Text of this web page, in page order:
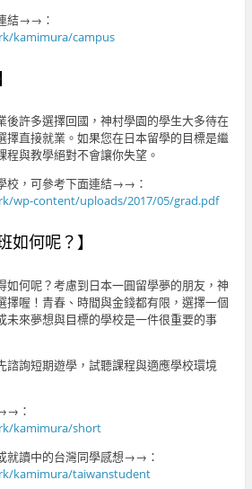
結→→：
kamimura/campus
後許多選擇回國，神村學園的學生大多待在
擇直接就業。如果您在日本留學的目標是繼
與教學絕對不會讓你失望。
校，可參考下面連結→→：
wp-content/uploads/2017/05/grad.pdf
如何呢？】
如何呢？考慮到日本一圓留學夢的朋友，神
擇喔！青春、時間與金錢都有限，選擇一個
未來夢想與目標的學校是一件很重要的事
諮詢短期遊學，試聽課程與適應學校環境
：
kamimura/short
就讀中的台灣同學感想→→：
kamimura/taiwanstudent